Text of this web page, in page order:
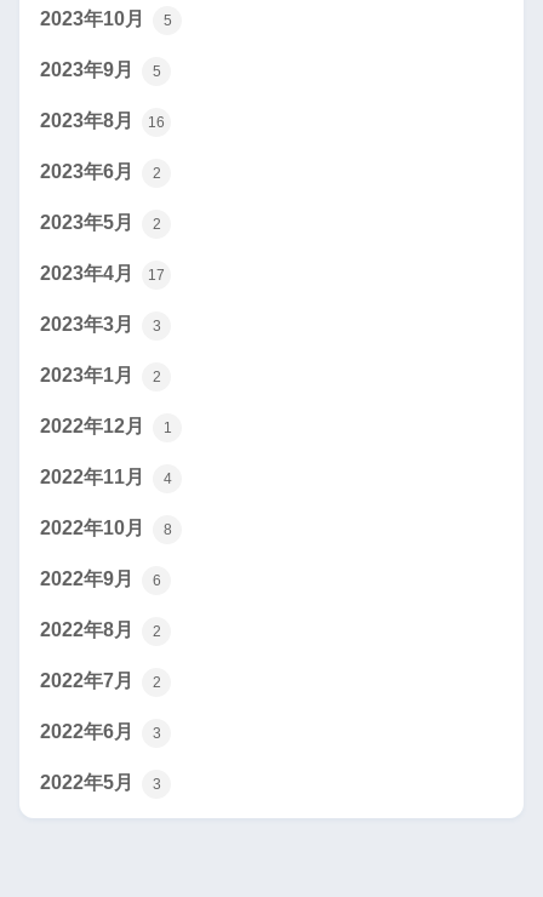
2023年10月 5
2023年9月 5
2023年8月 16
2023年6月 2
2023年5月 2
2023年4月 17
2023年3月 3
2023年1月 2
2022年12月 1
2022年11月 4
2022年10月 8
2022年9月 6
2022年8月 2
2022年7月 2
2022年6月 3
2022年5月 3